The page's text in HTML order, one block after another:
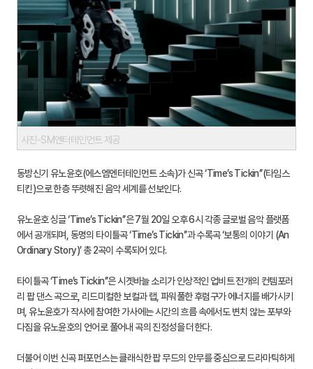
사진-SM엔터테인먼트 제공
동방신기 유노윤호(에스엠엔터테인먼트 소속)가 신곡 ‘Time’s Tickin’’(타임스
티킨)으로 한층 뚜렷해진 음악 세계를 선보인다.
유노윤호 싱글 ‘Time’s Tickin’’은 7월 20일 오후 6시 각종 글로벌 음악 플랫폼
에서 공개되며, 동명의 타이틀곡 ‘Time’s Tickin’’과 수록곡 ‘보통의 이야기 (An
Ordinary Story)’ 총 2곡이 수록되어 있다.
타이틀곡 ‘Time’s Tickin’’은 시곗바늘 소리가 인상적인 업비트 전개의 컨템포러
리 팝 댄스 곡으로, 리드미컬한 보컬과 랩, 파워풀한 후렴구가 에너지를 배가시키
며, 유노윤호가 작사에 참여한 가사에는 시간의 흐름 속에서도 변치 않는 포부와
다짐을 유노윤호의 언어로 풀어내 곡의 진정성을 더한다.
더불어 이번 신곡 퍼포먼스는 클래식한 팝 무드의 안무를 중심으로 드라마틱하게